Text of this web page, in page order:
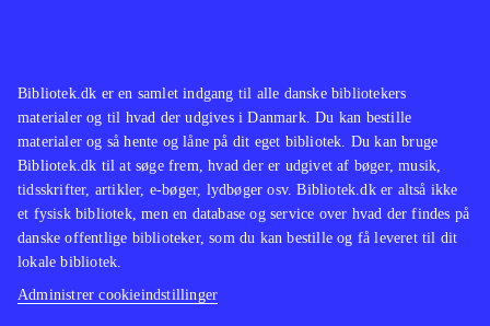
Bibliotek.dk er en samlet indgang til alle danske bibliotekers
materialer og til hvad der udgives i Danmark. Du kan bestille
materialer og så hente og låne på dit eget bibliotek. Du kan bruge
Bibliotek.dk til at søge frem, hvad der er udgivet af bøger, musik,
tidsskrifter, artikler, e-bøger, lydbøger osv. Bibliotek.dk er altså ikke
et fysisk bibliotek, men en database og service over hvad der findes på
danske offentlige biblioteker, som du kan bestille og få leveret til dit
lokale bibliotek.
Administrer cookieindstillinger